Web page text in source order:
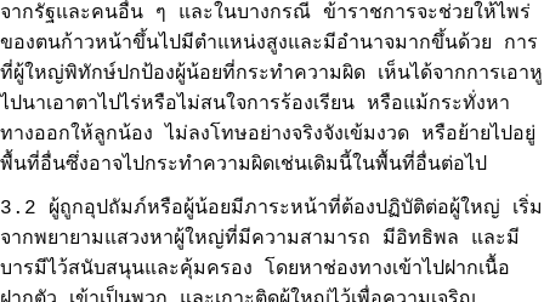
จากรัฐและคนอื่น ๆ และในบางกรณี ข้าราชการจะช่วยให้ไพร่
ของตนก้าวหน้าขึ้นไปมีตำแหน่งสูงและมีอำนาจมากขึ้นด้วย การ
ที่ผู้ใหญ่พิทักษ์ปกป้องผู้น้อยที่กระทำความผิด เห็นได้จากการเอาหู
ไปนาเอาตาไปไร่หรือไม่สนใจการร้องเรียน หรือแม้กระทั่งหา
ทางออกให้ลูกน้อง ไม่ลงโทษอย่างจริงจังเข้มงวด หรือย้ายไปอยู่
พื้นที่อื่นซึ่งอาจไปกระทำความผิดเช่นเดิมนี้ในพื้นที่อื่นต่อไป
3.2 ผู้ถูกอุปถัมภ์หรือผู้น้อยมีภาระหน้าที่ต้องปฏิบัติต่อผู้ใหญ่ เริ่ม
จากพยายามแสวงหาผู้ใหญ่ที่มีความสามารถ มีอิทธิพล และมี
บารมีไว้สนับสนุนและคุ้มครอง โดยหาช่องทางเข้าไปฝากเนื้อ